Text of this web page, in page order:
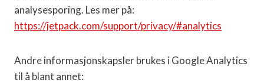
analysesporing. Les mer på:
https://jetpack.com/support/privacy/#analytics
Andre informasjonskapsler brukes i Google Analytics
til å blant annet: